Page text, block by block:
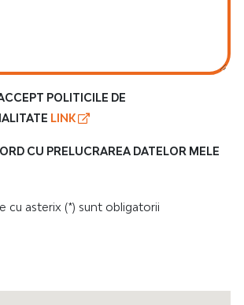
POLITICILE DE
LINK
CU PRELUCRAREA DATELOR MELE
cu asterix (*) sunt obligatorii